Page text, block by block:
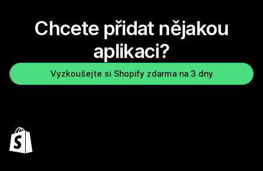
Chcete přidat nějakou
aplikaci?
Vyzkoušejte si Shopify zdarma na 3 dny